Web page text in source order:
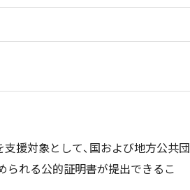
援対象として、国および地方公共団
られる公的証明書が提出できるこ